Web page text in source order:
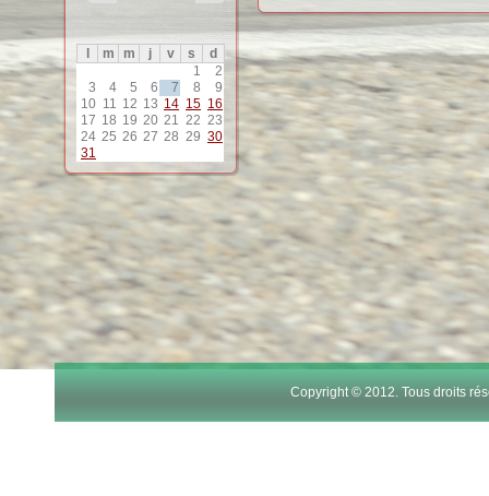
m m j v s
d
1
2
3
4 5 6 7 8
9
10 11 12 13 14 15 16
17 18 19 20 21 22 23
24 25 26 27 28 29 30
31
11
12
13
15
17
Copyright © 2012. Tous droits